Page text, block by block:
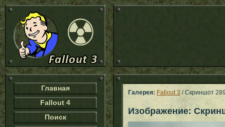
Главная
Fallout 4
Поиск
Галерея: Fallout 3 / Скриншот
Изображение: